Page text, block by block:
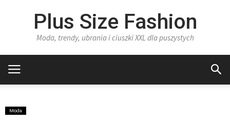
Plus Size Fashion
Moda, trendy, ubrania i ciuszki XXL dla puszystych
Moda